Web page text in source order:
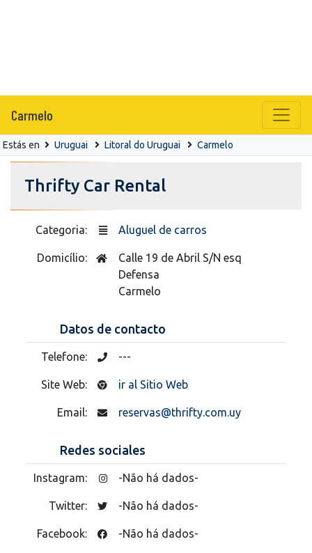
Carmelo
Estás en Uruguai Litoral do Uruguai Carmelo
Thrifty Car Rental
Categoria: Aluguel de carros
Domicílio:
Calle 19 de Abril S/N esq
Defensa
Carmelo
Datos de contacto
Telefone: ---
Site Web: ir al Sitio Web
Email: reservas@thrifty.com.uy
Redes sociales
Instagram: -Não há dados-
Twitter: -Não há dados-
Facebook: -Não há dados-